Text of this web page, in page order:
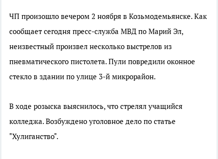
ЧП произошло вечером 2 ноября в Козьмодемьянске. Как
сообщает сегодня пресс-служба МВД по Марий Эл,
неизвестный произвел несколько выстрелов из
пневматического пистолета. Пули повредили оконное
стекло в здании по улице 3-й микрорайон.
В ходе розыска выяснилось, что стрелял учащийся
колледжа. Возбуждено уголовное дело по статье
"Хулиганство".